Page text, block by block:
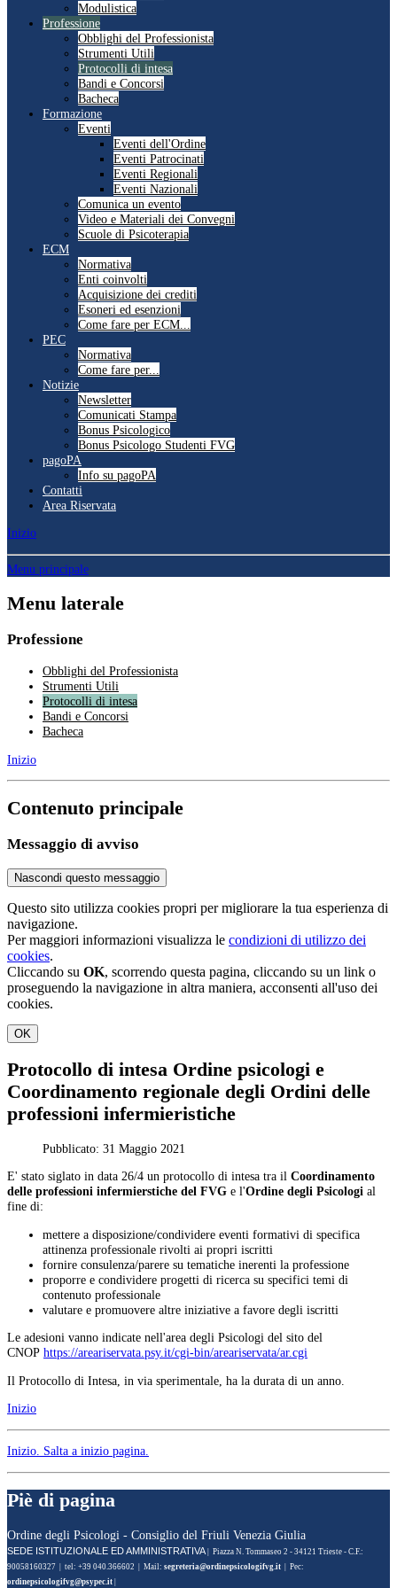
Modulistica
Professione
Obblighi del Professionista
Strumenti Utili
Protocolli di intesa
Bandi e Concorsi
Bacheca
Formazione
Eventi
Eventi dell'Ordine
Eventi Patrocinati
Eventi Regionali
Eventi Nazionali
Comunica un evento
Video e Materiali dei Convegni
Scuole di Psicoterapia
ECM
Normativa
Enti coinvolti
Acquisizione dei crediti
Esoneri ed esenzioni
Come fare per ECM...
PEC
Normativa
Come fare per...
Notizie
Newsletter
Comunicati Stampa
Bonus Psicologico
Bonus Psicologo Studenti FVG
pagoPA
Info su pagoPA
Contatti
Area Riservata
Inizio
Menu principale
Menu laterale
Professione
Obblighi del Professionista
Strumenti Utili
Protocolli di intesa
Bandi e Concorsi
Bacheca
Inizio
Contenuto principale
Messaggio di avviso
Nascondi questo messaggio
Questo sito utilizza cookies propri per migliorare la tua esperienza di
navigazione.
Per maggiori informazioni visualizza le condizioni di utilizzo dei
cookies.
Cliccando su OK, scorrendo questa pagina, cliccando su un link o
proseguendo la navigazione in altra maniera, acconsenti all'uso dei
cookies.
OK
Protocollo di intesa Ordine psicologi e
Coordinamento regionale degli Ordini delle
professioni infermieristiche
Pubblicato: 31 Maggio 2021
E' stato siglato in data 26/4 un protocollo di intesa tra il Coordinamento
delle professioni infermierstiche del FVG e l'Ordine degli Psicologi al
fine di:
mettere a disposizione/condividere eventi formativi di specifica
attinenza professionale rivolti ai propri iscritti
fornire consulenza/parere su tematiche inerenti la professione
proporre e condividere progetti di ricerca su specifici temi di
contenuto professionale
valutare e promuovere altre iniziative a favore degli iscritti
Le adesioni vanno indicate nell'area degli Psicologi del sito del
CNOP https://areariservata.psy.it/cgi-bin/areariservata/ar.cgi
Il Protocollo di Intesa, in via sperimentale, ha la durata di un anno.
Inizio
Inizio. Salta a inizio pagina.
Piè di pagina
Ordine degli Psicologi - Consiglio del Friuli Venezia Giulia
SEDE ISTITUZIONALE ED AMMINISTRATIVA
| Piazza N. Tommaseo 2 - 34121 Trieste - C.F.:
90058160327 | tel: +39 040.366602 | Mail:
| Pec: